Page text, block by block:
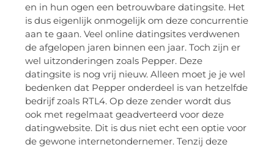
en in hun ogen een betrouwbare datingsite. Het
is dus eigenlijk onmogelijk om deze concurrentie
aan te gaan. Veel online datingsites verdwenen
de afgelopen jaren binnen een jaar. Toch zijn er
wel uitzonderingen zoals Pepper. Deze
datingsite is nog vrij nieuw. Alleen moet je je wel
bedenken dat Pepper onderdeel is van hetzelfde
bedrijf zoals RTL4. Op deze zender wordt dus
ook met regelmaat geadverteerd voor deze
datingwebsite. Dit is dus niet echt een optie voor
de gewone internetondernemer. Tenzij deze